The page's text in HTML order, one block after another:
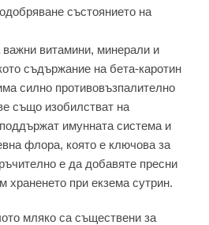
състоянието на
важни витамини, минерали и
съдържание на бета-каротин
силно противовъзпалително
също изобилстват на
имунната система и
флора, която е ключова за
е да добавяте пресни
храненето при екзема сутрин.
мляко са съществени за